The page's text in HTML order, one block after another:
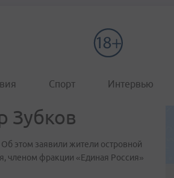
Спорт Интервью
Зубков
этом заявили жители островной
членом фракции «Единая Россия»